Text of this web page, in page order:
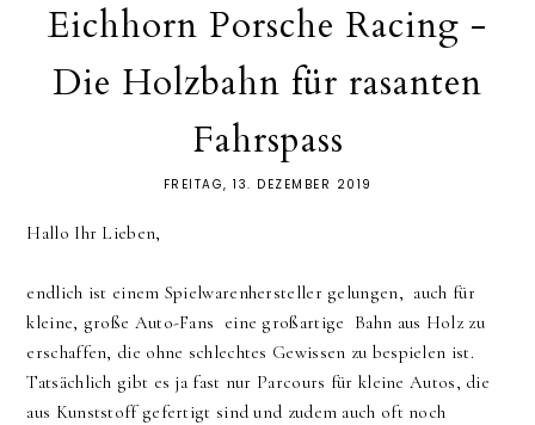
Eichhorn Porsche Racing -
Die Holzbahn für rasanten
Fahrspass
FREITAG, 13. DEZEMBER 2019
Hallo Ihr Lieben,
endlich ist einem Spielwarenhersteller gelungen, auch für
kleine, große Auto-Fans eine großartige Bahn aus Holz zu
erschaffen, die ohne schlechtes Gewissen zu bespielen ist.
Tatsächlich gibt es ja fast nur Parcours für kleine Autos, die
aus Kunststoff gefertigt sind und zudem auch oft noch